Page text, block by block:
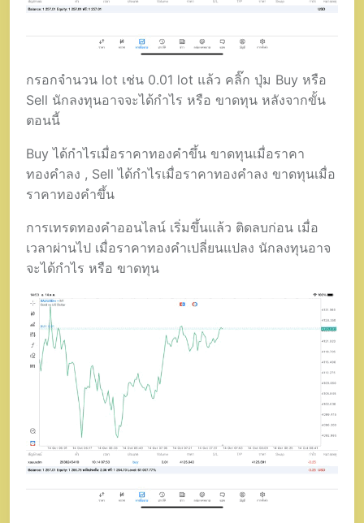
กรอกจำนวน lot เช่น 0.01 lot แล้ว คลิ๊ก ปุ่ม Buy หรือ
Sell นักลงทุนอาจจะได้กำไร หรือ ขาดทุน หลังจากขั้น
ตอนนี้
Buy ได้กำไรเมื่อราคาทองคำขึ้น ขาดทุนเมื่อราคา
ทองคำลง , Sell ได้กำไรเมื่อราคาทองคำลง ขาดทุนเมื่อ
ราคาทองคำขึ้น
การเทรดทองคำออนไลน์ เริ่มขึ้นแล้ว ติดลบก่อน เมื่อ
เวลาผ่านไป เมื่อราคาทองคำเปลี่ยนแปลง นักลงทุนอาจ
จะได้กำไร หรือ ขาดทุน